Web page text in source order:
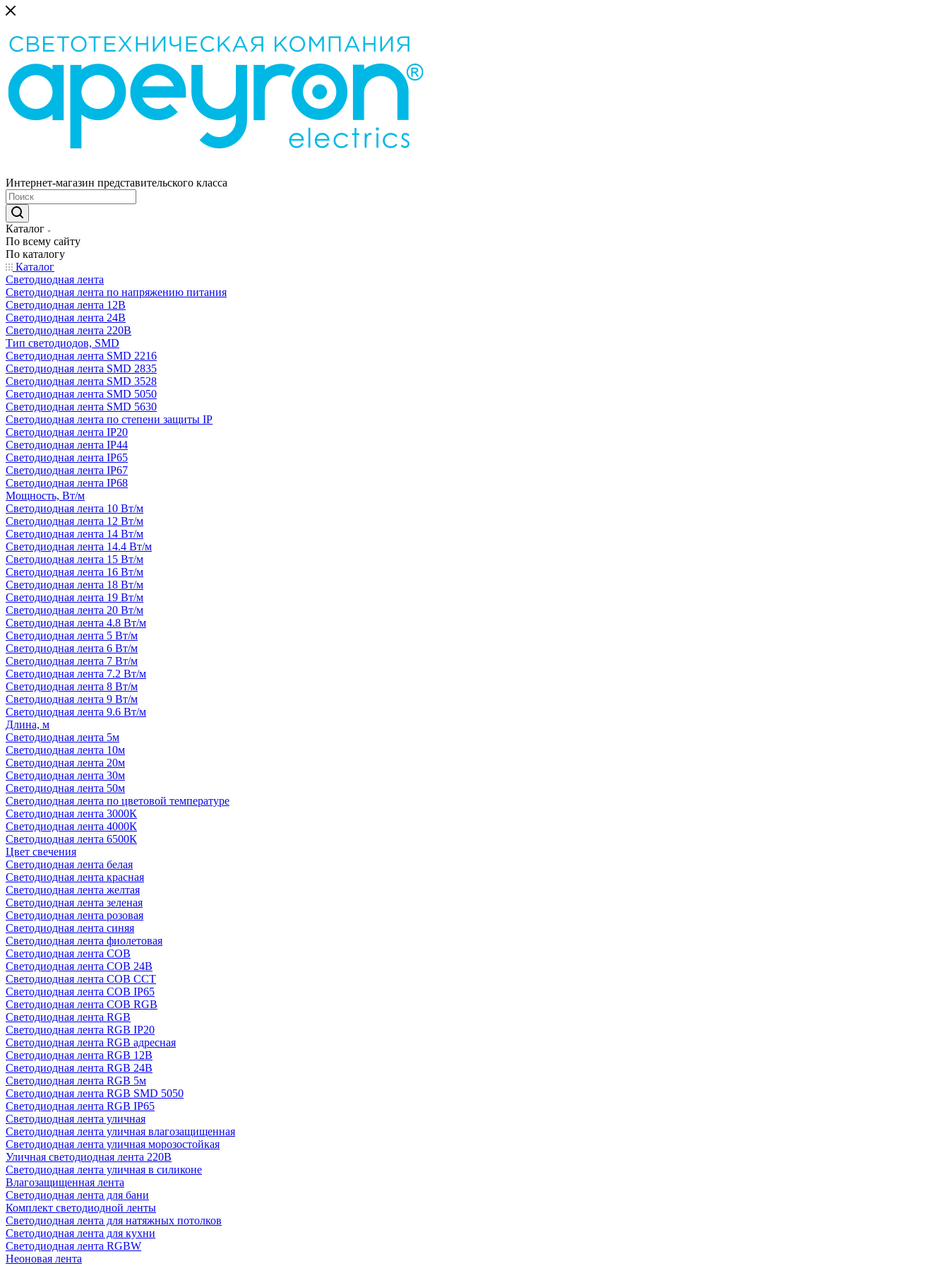
Интернет-магазин представительского класса
Каталог
По всему сайту
По каталогу
Каталог
Светодиодная лента
Светодиодная лента по напряжению питания
Светодиодная лента 12В
Светодиодная лента 24В
Светодиодная лента 220В
Тип светодиодов, SMD
Cветодиодная лента SMD 2216
Светодиодная лента SMD 2835
Светодиодная лента SMD 3528
Светодиодная лента SMD 5050
Светодиодная лента SMD 5630
Светодиодная лента по степени защиты IP
Светодиодная лента IP20
Светодиодная лента IP44
Светодиодная лента IP65
Светодиодная лента IP67
Светодиодная лента IP68
Мощность, Вт/м
Светодиодная лента 10 Вт/м
Светодиодная лента 12 Вт/м
Светодиодная лента 14 Вт/м
Светодиодная лента 14.4 Вт/м
Светодиодная лента 15 Вт/м
Светодиодная лента 16 Вт/м
Светодиодная лента 18 Вт/м
Светодиодная лента 19 Вт/м
Светодиодная лента 20 Вт/м
Светодиодная лента 4.8 Вт/м
Светодиодная лента 5 Вт/м
Светодиодная лента 6 Вт/м
Светодиодная лента 7 Вт/м
Светодиодная лента 7.2 Вт/м
Светодиодная лента 8 Вт/м
Светодиодная лента 9 Вт/м
Светодиодная лента 9.6 Вт/м
Длина, м
Светодиодная лента 5м
Светодиодная лента 10м
Светодиодная лента 20м
Светодиодная лента 30м
Светодиодная лента 50м
Светодиодная лента по цветовой температуре
Светодиодная лента 3000К
Светодиодная лента 4000К
Светодиодная лента 6500К
Цвет свечения
Светодиодная лента белая
Светодиодная лента красная
Светодиодная лента желтая
Светодиодная лента зеленая
Светодиодная лента розовая
Светодиодная лента синяя
Светодиодная лента фиолетовая
Светодиодная лента COB
Светодиодная лента COB 24В
Светодиодная лента COB CCT
Светодиодная лента COB IP65
Светодиодная лента COB RGB
Светодиодная лента RGB
Светодиодная лента RGB IP20
Светодиодная лента RGB адресная
Светодиодная лента RGB 12В
Светодиодная лента RGB 24В
Светодиодная лента RGB 5м
Светодиодная лента RGB SMD 5050
Светодиодная лента RGB IP65
Светодиодная лента уличная
Светодиодная лента уличная влагозащищенная
Светодиодная лента уличная морозостойкая
Уличная светодиодная лента 220В
Светодиодная лента уличная в силиконе
Влагозащищенная лента
Светодиодная лента для бани
Комплект светодиодной ленты
Светодиодная лента для натяжных потолков
Светодиодная лента для кухни
Светодиодная лента RGBW
Неоновая лента